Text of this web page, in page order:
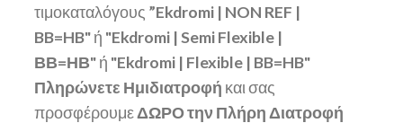
τιμοκαταλόγους ”Ekdromi | NON REF |
BB=HB"ή "Ekdromi | Semi Flexible |
ΒΒ=ΗΒ"ή "Ekdromi | Flexible | BB=HB"
Πληρώνετε Ημιδιατροφή και σας
προσφέρουμεΔΩΡΟ την Πλήρη Διατροφή